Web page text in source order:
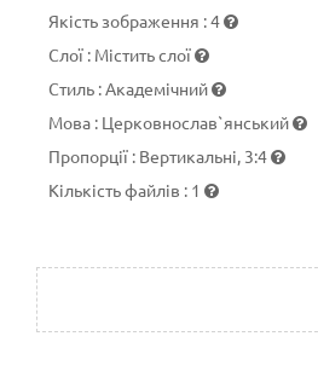
Якість зображення :4
Слої : Містить слої
Стиль :Академічний
Мова : Церковнослав`янський
Пропорції : Вертикальні, 3:4
Кількість файлів : 1